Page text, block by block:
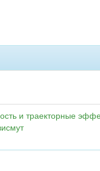
и траекторные